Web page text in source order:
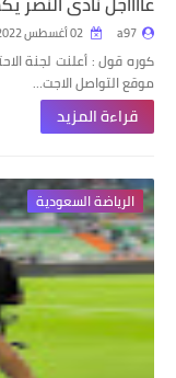
a97
كوره قول : أعلنت لجنة
موقع التواصل الاجت…
قراءة المزيد
الرياضة السعودية